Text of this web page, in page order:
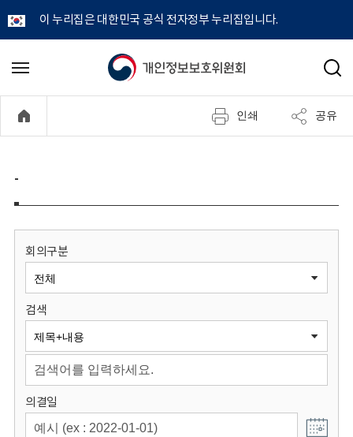
이 누리집은 대한민국 공식 전자정부 누리집입니다.
개
정
보
원
회
메
기
검
인쇄 공유
-
회의구분
검색
의결일